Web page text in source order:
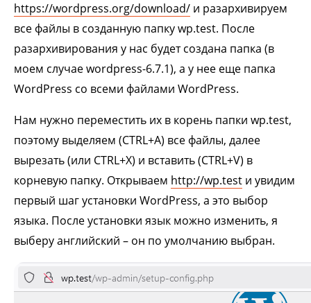
https://wordpress.org/download/ и разархивируем
все файлы в созданную папку wp.test. После
разархивирования у нас будет создана папка (в
моем случае wordpress-6.7.1), а у нее еще папка
WordPress со всеми файлами WordPress.
Нам нужно переместить их в корень папки wp.test,
поэтому выделяем (CTRL+A) все файлы, далее
вырезать (или CTRL+X) и вставить (CTRL+V) в
корневую папку. Открываем http://wp.test и увидим
первый шаг установки WordPress, а это выбор
языка. После установки язык можно изменить, я
выберу английский – он по умолчанию выбран.